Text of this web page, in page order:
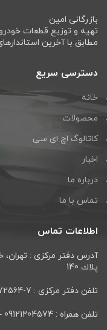
بازرگانی امین
تهیه و توزیع قطعات خودرو Hic
مطابق با آخرین
دسترسی سریع
خانه
محصولات
کاتالوگ اچ ای سی
اخبار
درباره ما
تماس با ما
اطلاعات تماس
آدرس دفتر مرکزی : تهران،
پلاك 140
تلفن دفتر مرکزی : 7-33972564
تلفن همراه : 09121204574 – 09123441109